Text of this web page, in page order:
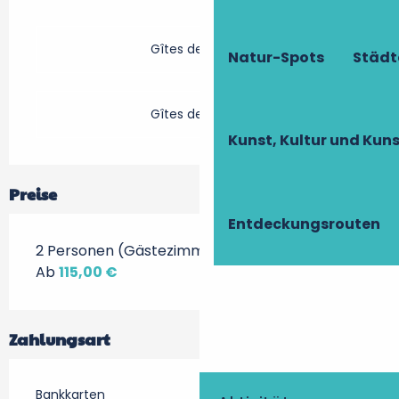
Natur-Spots
Kunst, Kultur und
Entdeckungsrouten
Gîtes de France
Gîtes de France
Preise
2 Personen (Gästezimmer + Frühstück)
Ab115,00 €
Zahlungsart
Bankkarten